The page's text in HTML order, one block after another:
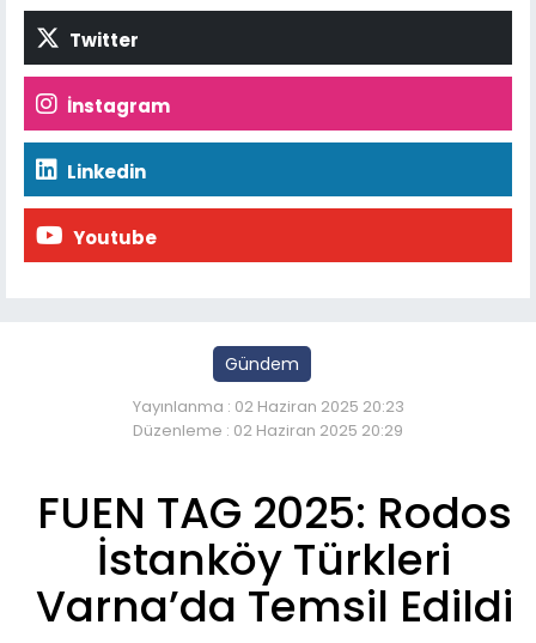
Twitter
İnstagram
Linkedin
Youtube
Gündem
Yayınlanma : 02 Haziran 2025 20:23
Düzenleme : 02 Haziran 2025 20:29
FUEN TAG 2025: Rodos
İstanköy Türkleri
Varna’da Temsil Edildi